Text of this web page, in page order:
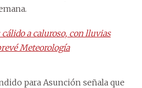
a caluroso, con lluvias
Meteorología
para Asunción señala que